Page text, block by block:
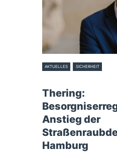
AKTUELLES SICHERHEIT
Thering:
Anstieg der
Hamburg